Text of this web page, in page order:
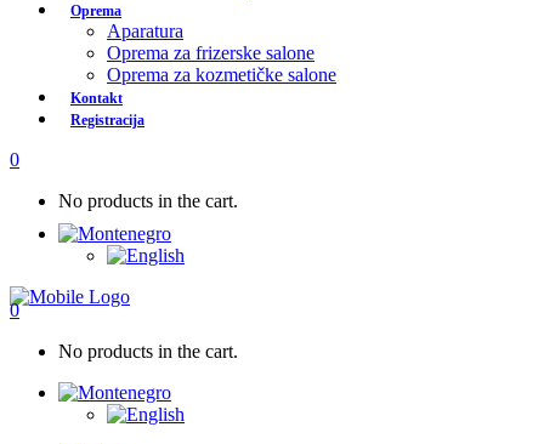
Oprema
Aparatura
Oprema za frizerske salone
Oprema za kozmetičke salone
Kontakt
Registracija
0
No products in the cart.
0
No products in the cart.